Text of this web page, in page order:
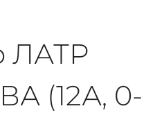
ЛАТР
(12А, 0-